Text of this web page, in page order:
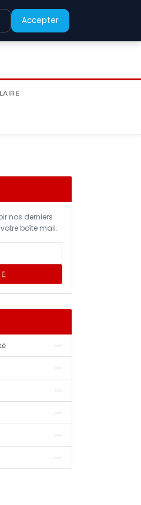
nos derniers
boîte mail.
Accepter